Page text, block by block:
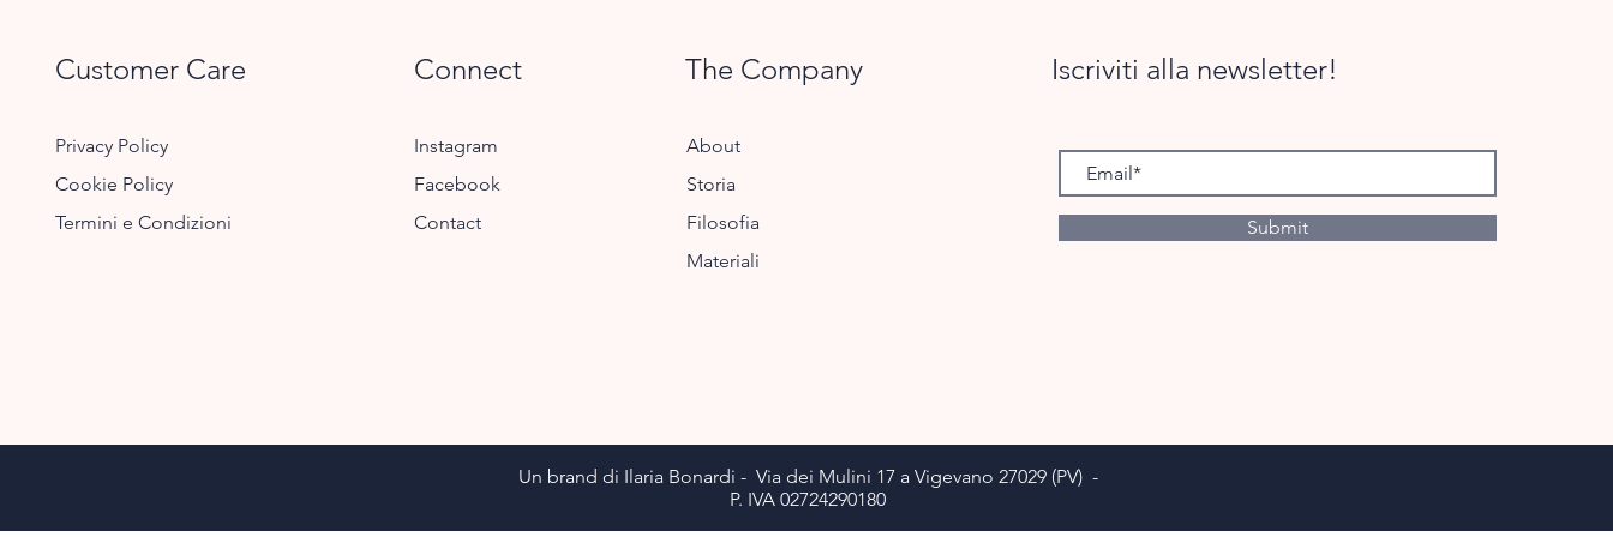
Customer Care
Privacy Policy
Cookie Policy
Termini e Condizioni
Connect
Instagram
Facebook
Contact
The Company
About
Storia
Filosofia
Materiali
Iscriviti alla newsletter!
Submit
Un brand di Ilaria Bonardi - Via dei Mulini 17 a Vigevano 27029 (PV) -
P. IVA 02724290180